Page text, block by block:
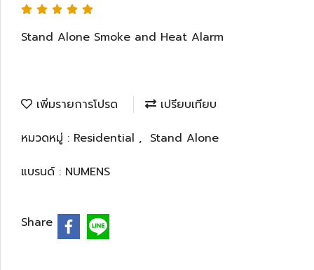
Stand Alone Smoke and Heat Alarm
เพิ่มรายการโปรด
เปรียบเทียบ
หมวดหมู่ : Residential , Stand Alone
แบรนด์ : NUMENS
Share